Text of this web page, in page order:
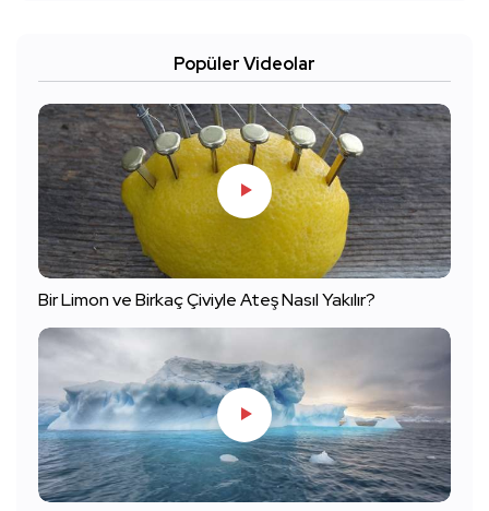
Popüler Videolar
Bir Limon ve Birkaç Çiviyle Ateş Nasıl Yakılır?